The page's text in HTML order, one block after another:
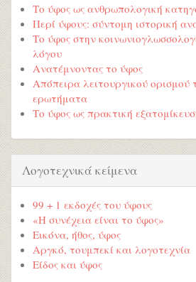
Το ύφος ως ανθρωπολογική
Περί ύφους: σύντομη ιστορική
Το ύφος στην
λόγου
Ανατέμνοντας το ύφος
Απόπειρα λειτουργικού ορισμού
ερωτήματα
Το ύφος ως πρακτική
Λογοτεχνικά κείμενα
99 + 1 εκδοχές του ύφους
«Η συνέχεια είναι το ύφος»
Εικόνα, ήθος, ύφος
Αργκό, τουμπεκί και λογοτεχνία
Είδος και ύφος